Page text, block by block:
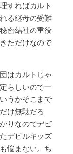
すればカルト
る継母の受難
密結社の重役
ただけなので
はカルトじゃ
らしいので一
うかそこまで
け無駄だろ
りなのでデビ
デビルキッズ
悩まない。ち